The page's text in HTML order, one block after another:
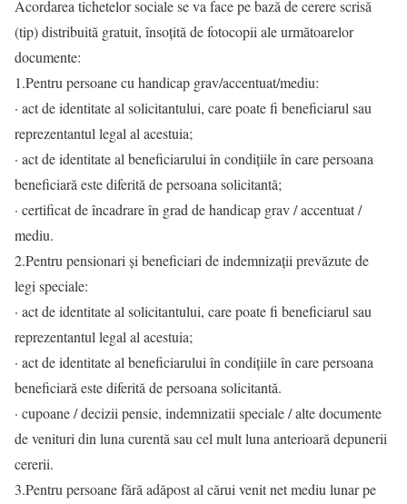
Acordarea tichetelor sociale se va face pe bază de cerere scrisă
(tip) distribuită gratuit, însoțită de fotocopii ale următoarelor
documente:
1.Pentru persoane cu handicap grav/accentuat/mediu:
· act de identitate al solicitantului, care poate fi beneficiarul sau
reprezentantul legal al acestuia;
· act de identitate al beneficiarului în condițiile în care persoana
beneficiară este diferită de persoana solicitantă;
· certificat de încadrare în grad de handicap grav / accentuat /
mediu.
2.Pentru pensionari și beneficiari de indemnizații prevăzute de
legi speciale:
· act de identitate al solicitantului, care poate fi beneficiarul sau
reprezentantul legal al acestuia;
· act de identitate al beneficiarului în condițiile în care persoana
beneficiară este diferită de persoana solicitantă.
· cupoane / decizii pensie, indemnizatii speciale / alte documente
de venituri din luna curentă sau cel mult luna anterioară depunerii
cererii.
3.Pentru persoane fără adăpost al cărui venit net mediu lunar pe